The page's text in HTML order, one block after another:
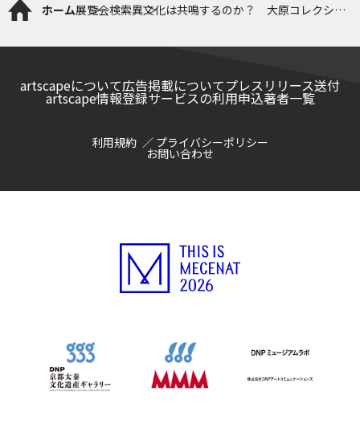
ホーム展覧会検索異文化は共鳴するのか？ 大原コレクショ
artscapeについて広告掲載についてプレスリリース送付
artscape情報登録サービスの利用申込著者一覧
利用規約 プライバシーポリシー
お問い合わせ